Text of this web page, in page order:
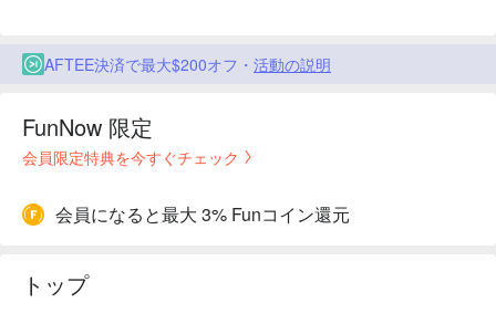
AFTEE決済で最大$200オフ・ 活動の説明
FunNow 限定
会員限定特典を今すぐチェック
会員になると最大 3% Funコイン還元
トップ